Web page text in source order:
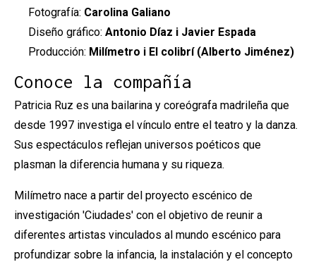
Fotografía: Carolina Galiano
Diseño gráfico: Antonio Díaz i Javier Espada
Producción: Milímetro i El colibrí (Alberto Jiménez)
Conoce la compañía
Patricia Ruz es una bailarina y coreógrafa madrileña que
desde 1997 investiga el vínculo entre el teatro y la danza.
Sus espectáculos reflejan universos poéticos que
plasman la diferencia humana y su riqueza.
Milímetro nace a partir del proyecto escénico de
investigación 'Ciudades' con el objetivo de reunir a
diferentes artistas vinculados al mundo escénico para
profundizar sobre la infancia, la instalación y el concepto